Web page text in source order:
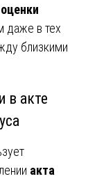
даже в тех
близкими
в акте
акта